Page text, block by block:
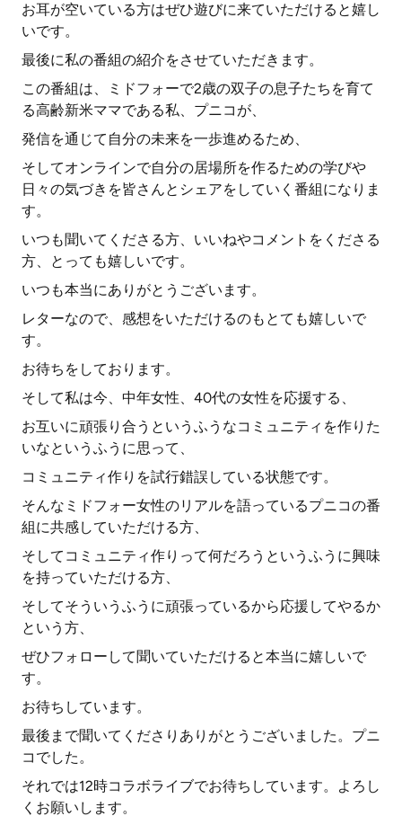
お耳が空いている方はぜひ遊びに来ていただけると嬉し
いです。
最後に私の番組の紹介をさせていただきます。
この番組は、ミドフォーで2歳の双子の息子たちを育て
る高齢新米ママである私、プニコが、
発信を通じて自分の未来を一歩進めるため、
そしてオンラインで自分の居場所を作るための学びや
日々の気づきを皆さんとシェアをしていく番組になりま
す。
いつも聞いてくださる方、いいねやコメントをくださる
方、とっても嬉しいです。
いつも本当にありがとうございます。
レターなので、感想をいただけるのもとても嬉しいで
す。
お待ちをしております。
そして私は今、中年女性、40代の女性を応援する、
お互いに頑張り合うというふうなコミュニティを作りた
いなというふうに思って、
コミュニティ作りを試行錯誤している状態です。
そんなミドフォー女性のリアルを語っているプニコの番
組に共感していただける方、
そしてコミュニティ作りって何だろうというふうに興味
を持っていただける方、
そしてそういうふうに頑張っているから応援してやるか
という方、
ぜひフォローして聞いていただけると本当に嬉しいで
す。
お待ちしています。
最後まで聞いてくださりありがとうございました。プニ
コでした。
それでは12時コラボライブでお待ちしています。よろし
くお願いします。